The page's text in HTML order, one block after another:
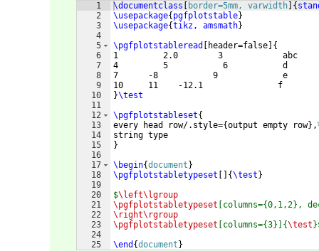
1
2
3
4
5
6
7
8
9
10
11
12
13
14
15
16
17
18
19
20
21
22
23
24
25
\documentclass border=5mm, varwidth {
\usepackage{ pgfplotstable}
\usepackage{tikz, amsmath}
\pgfplotstableread
header=false {
1         2.0        3            abc
4         5           6           d
7      -8           9             e
10     11    -12.1               f
}\test
\pgfplotstableset{
every head row/.style={output empty row} ,
string type
}
\begin{document }
\pgfplotstabletypeset
{\test }
$\left\lgroup
\pgfplotstabletypeset [columns={0,1,2},
\right\rgroup
\pgfplotstabletypeset [columns={3}]{\test
\end {document }